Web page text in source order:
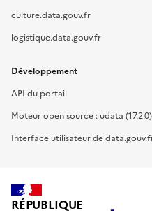
culture.data.gouv.fr
logistique.data.gouv.fr
Développement
API du portail
Moteur open source : udata (17.2.0)
Interface utilisateur de
RÉPUBLIQUE